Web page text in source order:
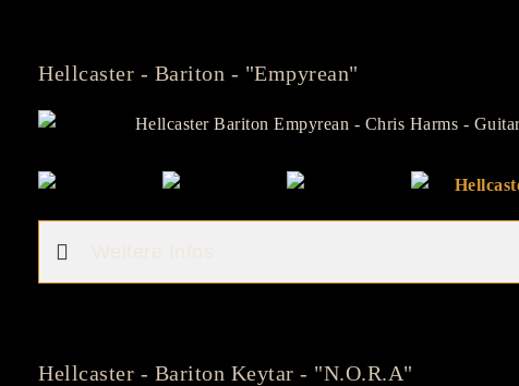
Hellcaster - Bariton - "Empyrean"
Hellcaster - Bariton Keytar - "N.O.R.A"